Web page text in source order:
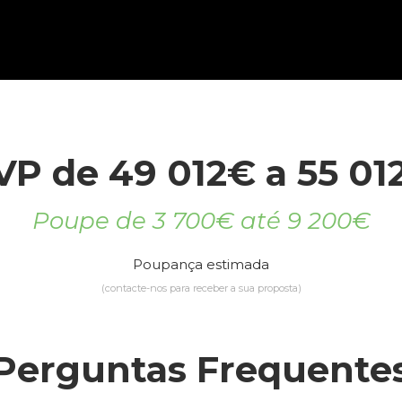
de 49 012€ a 55
Poupe de 3 700€ até 9 200€
Poupança estimada
(contacte-nos para receber a sua proposta)